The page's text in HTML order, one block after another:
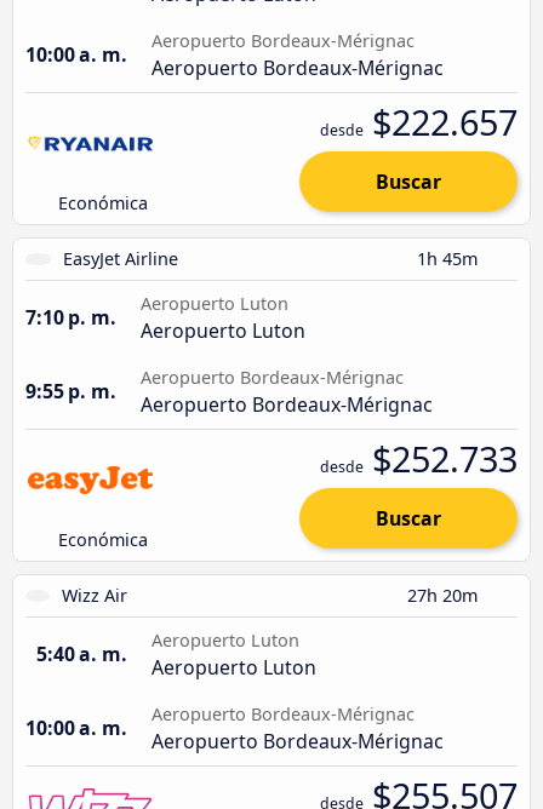
10:00 a. m.
Aeropuerto Bordeaux-Mérignac
Aeropuerto Bordeaux-Mérignac
Económica
desde $222.657
Buscar
EasyJet Airline 1h 45m
7:10 p. m.
Aeropuerto Luton
Aeropuerto Luton
9:55 p. m.
Aeropuerto Bordeaux-Mérignac
Aeropuerto Bordeaux-Mérignac
Económica
desde $252.733
Buscar
Wizz Air 27h 20m
5:40 a. m.
Aeropuerto Luton
Aeropuerto Luton
10:00 a. m.
Aeropuerto Bordeaux-Mérignac
Aeropuerto Bordeaux-Mérignac
desde $255.507